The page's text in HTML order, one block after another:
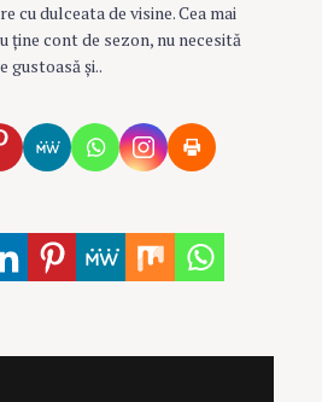
cu dulceata de visine. Cea mai
ţine cont de sezon, nu necesită
gustoasă şi..